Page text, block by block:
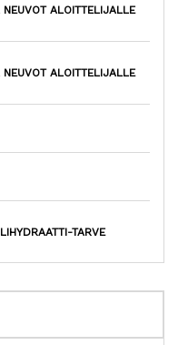
ALOITTELIJALLE
ALOITTELIJALLE
TARVE